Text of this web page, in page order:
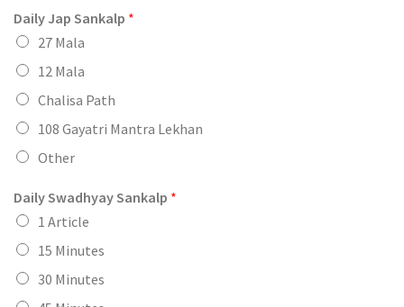
Daily Jap Sankalp *
27 Mala
12 Mala
Chalisa Path
108 Gayatri Mantra Lekhan
Other
Daily Swadhyay Sankalp *
1 Article
15 Minutes
30 Minutes